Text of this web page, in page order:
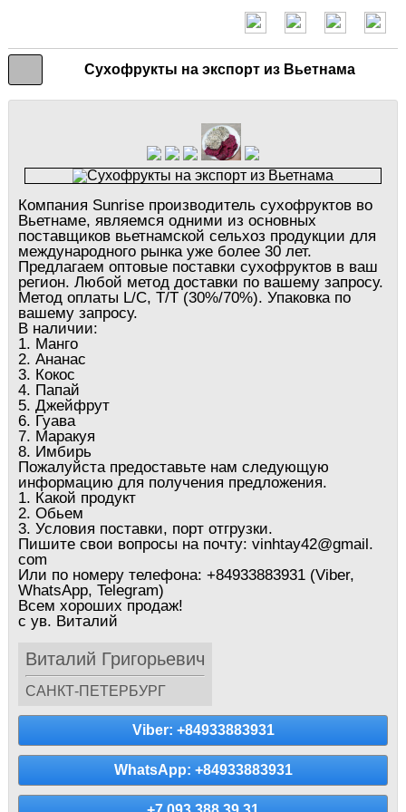
Сухофрукты на экспорт из Вьетнама
Компания Sunrise производитель сухофруктов во
Вьетнаме, являемся одними из основных
поставщиков вьетнамской сельхоз продукции для
международного рынка уже более 30 лет.
Предлагаем оптовые поставки сухофруктов в ваш
регион. Любой метод доставки по вашему запросу.
Метод оплаты L/C, T/T (30%/70%). Упаковка по
вашему запросу.
В наличии:
1. Манго
2. Ананас
3. Кокос
4. Папай
5. Джейфрут
6. Гуава
7. Маракуя
8. Имбирь
Пожалуйста предоставьте нам следующую
информацию для получения предложения.
1. Какой продукт
2. Обьем
3. Условия поставки, порт отгрузки.
Пишите свои вопросы на почту: vinhtay42@gmail.
com
Или по номеру телефона: +84933883931 (Viber,
WhatsApp, Telegram)
Всем хороших продаж!
с ув. Виталий
Виталий Григорьевич
САНКТ-ПЕТЕРБУРГ
Viber: +84933883931
WhatsApp: +84933883931